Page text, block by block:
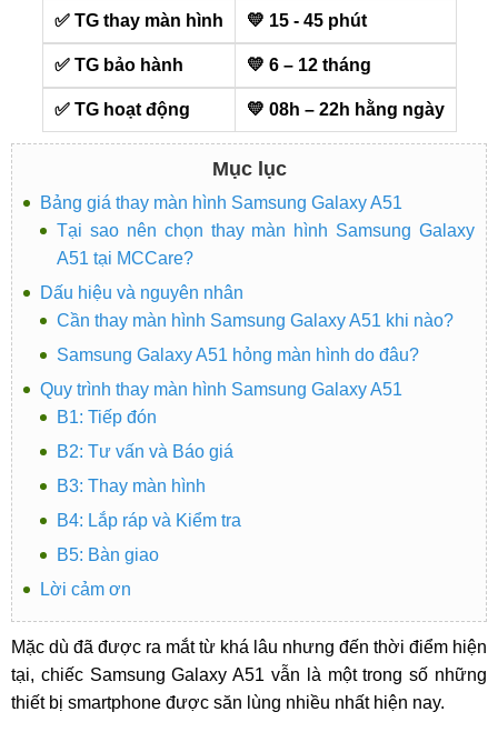
✅ TG thay màn hình 💛 15 - 45 phút
✅ TG bảo hành 💛 6 – 12 tháng
✅ TG hoạt động 💛 08h – 22h hằng ngày
Mục lục
Bảng giá thay màn hình Samsung Galaxy A51
Tại sao nên chọn thay màn hình Samsung Galaxy
A51 tại MCCare?
Dấu hiệu và nguyên nhân
Cần thay màn hình Samsung Galaxy A51 khi nào?
Samsung Galaxy A51 hỏng màn hình do đâu?
Quy trình thay màn hình Samsung Galaxy A51
B1: Tiếp đón
B2: Tư vấn và Báo giá
B3: Thay màn hình
B4: Lắp ráp và Kiểm tra
B5: Bàn giao
Lời cảm ơn
Mặc dù đã được ra mắt từ khá lâu nhưng đến thời điểm hiện
tại, chiếc Samsung Galaxy A51 vẫn là một trong số những
thiết bị smartphone được săn lùng nhiều nhất hiện nay.